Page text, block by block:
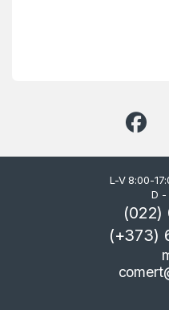
L-V 8:00-
D -
(022)
(+373)